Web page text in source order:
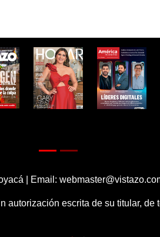
| Email:
autorización escrita de su titular, de